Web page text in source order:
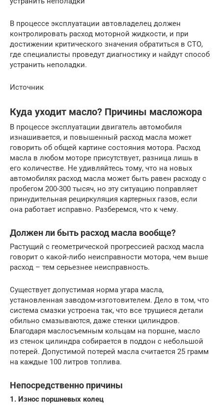
В процессе эксплуатации автовладелец должен
контролировать расход моторной жидкости, и при
достижении критического значения обратиться в СТО,
где специалисты проведут диагностику и найдут способ
устранить неполадки.
Источник
Куда уходит масло? Причины масложора
В процессе эксплуатации двигатель автомобиля
изнашивается, и повышенный расход масла может
говорить об общей картине состояния мотора. Расход
масла в любом моторе присутствует, разница лишь в
его количестве. Не удивляйтесь тому, что на новых
автомобилях расход масла может быть равен расходу с
пробегом 200-300 тысяч, но эту ситуацию поправляет
принудительная рециркуляция картерных газов, если
она работает исправно. Разберемся, что к чему.
Должен ли быть расход масла вообще?
Растущий с геометрической прогрессией расход масла
говорит о какой-либо неисправности мотора, чем выше
расход – тем серьезнее неисправность.
Существует допустимая норма угара масла,
установленная заводом-изготовителем. Дело в том, что
система смазки устроена так, что все трущиеся детали
обильно смазываются, даже стенки цилиндров.
Благодаря маслосъемным кольцам на поршне, масло
из стенок цилиндра собирается в поддон с небольшой
потерей. Допустимой потерей масла считается 25 грамм
на каждые 100 литров топлива.
Непосредственно причины
1. Износ поршневых колец